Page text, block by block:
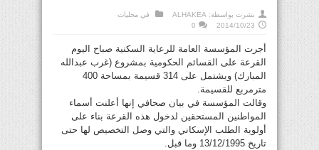
نشرت بواسطة: ALHAKEA في محليات
2014/10/23
0
أجرت المؤسسة العامة للرعاية السكنية صباح اليوم
القرعة على القسائم الحكومية بمشروع (غرب عبدالله
المبارك) ويشتمل على 314 قسيمة بمساحة 400
مترمربع للقسيمة.
وقالت المؤسسة في بيان صحافي إنها أعلنت أسماء
المواطنين المستحقين لدخول هذه القرعة بناء على
أولوية الطلب الإسكاني والتي وصل التخصيص لها حتى
تاريخ 13/12/1995 وما قبل.